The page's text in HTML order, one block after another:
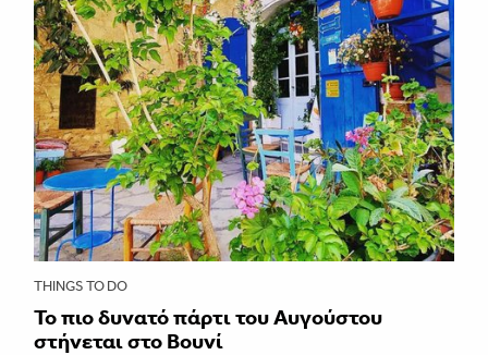
THINGS TO DO
Το πιο δυνατό πάρτι του Αυγούστου
στήνεται στο Βουνί